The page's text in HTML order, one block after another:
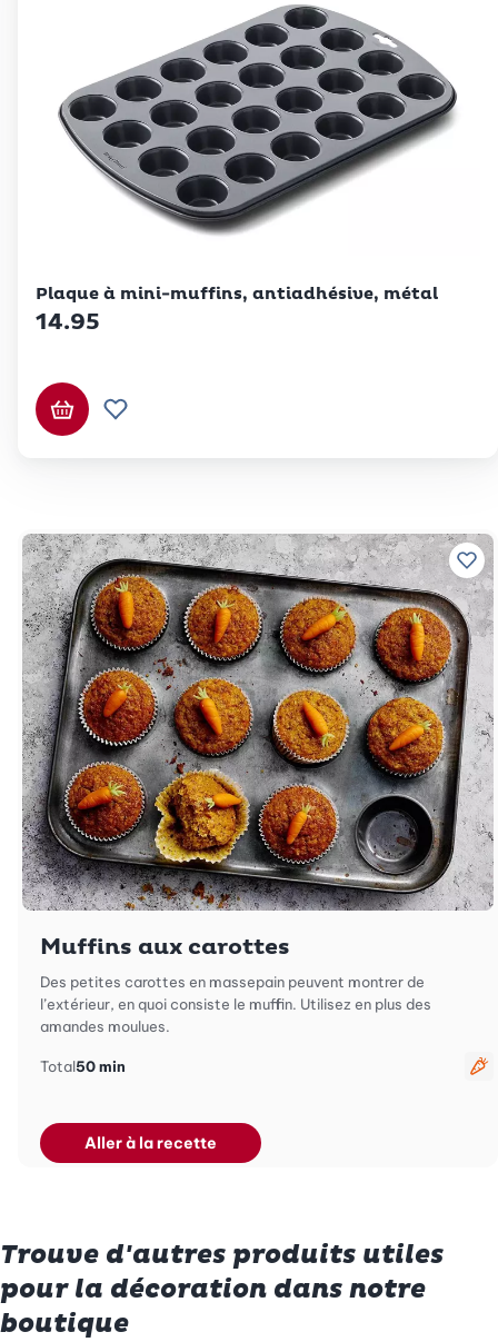
Plaque à mini-muffins, antiadhésive, métal
14.95
Ajouter au panier
Ajouter à la liste de souhaits.
Muffins aux carottes
Des petites carottes en massepain peuvent montrer de
l’extérieur, en quoi consiste le muffin. Utilisez en plus des
amandes moulues.
Total50 min
Aller à la recette
Trouve d'autres produits utiles
pour la décoration dans notre
boutique